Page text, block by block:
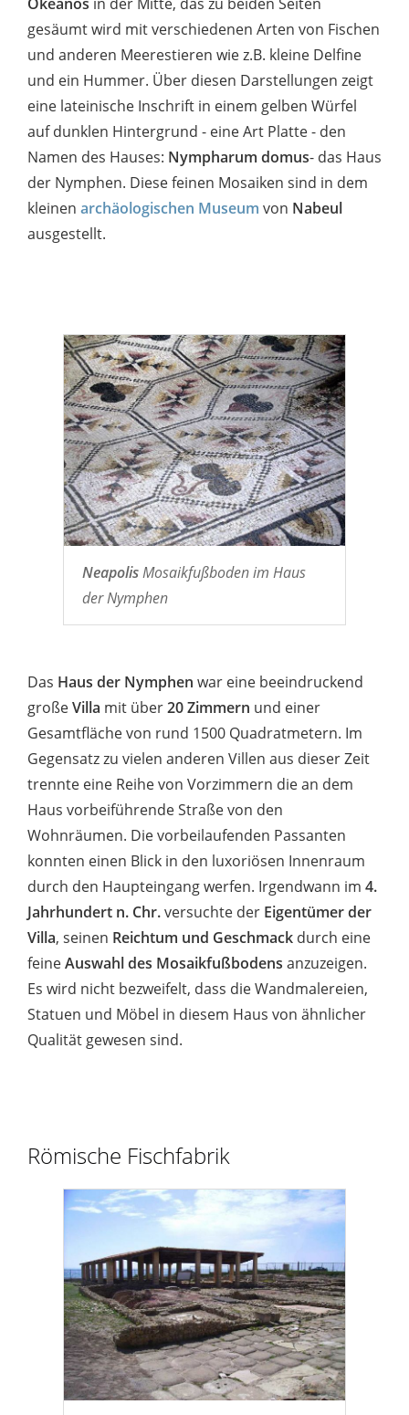
gesäumt wird mit verschiedenen Arten von Fischen
und anderen Meerestieren wie z.B. kleine Delfine
und ein Hummer. Über diesen Darstellungen zeigt
eine lateinische Inschrift in einem gelben Würfel
auf dunklen Hintergrund - eine Art Platte - den
Namen des Hauses: Nympharum domus- das Haus
der Nymphen. Diese feinen Mosaiken sind in dem
kleinen archäologischen Museum von Nabeul
ausgestellt.
NeapolisMosaikfußboden im Haus
der Nymphen
Das Haus der Nymphen war eine beeindruckend
großeVilla mit über20 Zimmern und einer
Gesamtfläche von rund 1500 Quadratmetern. Im
Gegensatz zu vielen anderen Villen aus dieser Zeit
trennte eine Reihe von Vorzimmern die an dem
Haus vorbeiführende Straße von den
Wohnräumen. Die vorbeilaufenden Passanten
konnten einen Blick in den luxoriösen Innenraum
durch den Haupteingang werfen. Irgendwann im 4.
Jahrhundert n. Chr.versuchte der Eigentümer der
Villa, seinen Reichtum und Geschmack durch eine
feineAuswahl des Mosaikfußbodens anzuzeigen.
Es wird nicht bezweifelt, dass die Wandmalereien,
Statuen und Möbel in diesem Haus von ähnlicher
Qualität gewesen sind.
Römische Fischfabrik